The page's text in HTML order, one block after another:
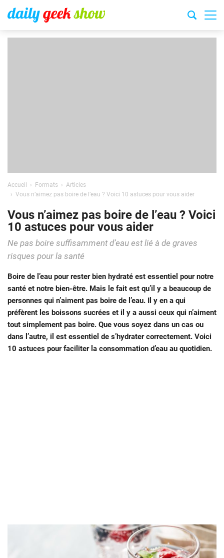
Accueil Formats
Articles
Vous n’aimez pas boire de l’eau ? Voici 10 astuces pour vous aider
Vous n’aimez pas boire de l’eau ? Voici
10 astuces pour vous aider
Ne pas boire suffisamment d’eau est lié à de graves
risques pour la santé
Boire de l’eau pour rester bien hydraté est essentiel pour notre
santé et notre bien-être. Mais le fait est qu’il y a beaucoup de
personnes qui n’aiment pas boire de l’eau. Il y en a qui
préfèrent les boissons sucrées et il y a aussi ceux qui n’aiment
tout simplement pas boire. Que vous soyez dans un cas ou
dans l’autre, il est essentiel de s’hydrater correctement. Voici
10 astuces pour faciliter la consommation d’eau au quotidien.